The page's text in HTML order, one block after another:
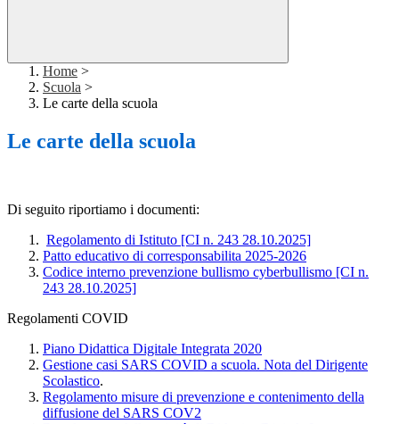
Home >
Scuola >
Le carte della scuola
Le carte della scuola
Di seguito riportiamo i documenti:
Regolamento di Istituto [CI n. 243 28.10.2025]
Patto educativo di corresponsabilita 2025-2026
Codice interno prevenzione bullismo cyberbullismo [CI n.
243 28.10.2025]
Regolamenti COVID
Piano Didattica Digitale Integrata 2020
Gestione casi SARS COVID a scuola. Nota del Dirigente
Scolastico.
Regolamento misure di prevenzione e contenimento della
diffusione del SARS COV2